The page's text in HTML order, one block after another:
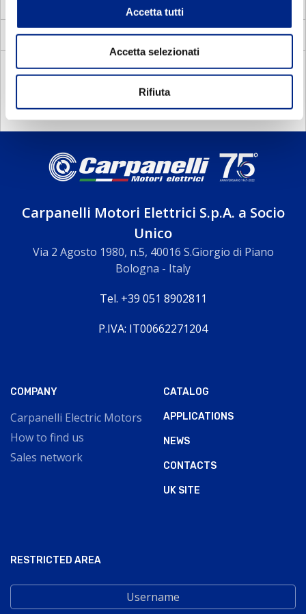
Accetta tutti
Accetta selezionati
Rifiuta
Blowers
DOCUMENTATION
Carpanelli Motori Elettrici S.p.A. a Socio
Unico
Via 2 Agosto 1980, n.5, 40016 S.Giorgio di Piano
Bologna - Italy
Tel. +39 051 8902811
P.IVA: IT00662271204
COMPANY
Carpanelli Electric Motors
How to find us
Sales network
CATALOG
APPLICATIONS
NEWS
CONTACTS
UK SITE
RESTRICTED AREA